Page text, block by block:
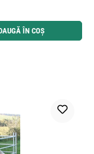
pentru a mări sau micșora
ÎN COȘ